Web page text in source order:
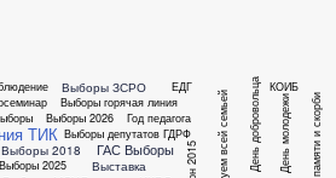
ТИК
Выборы 2018
Выборы 2025
Выборы 2026
Выборы ЗСРО
Выборы горячая линия
Выборы депутатов ГДРФ
Выставка
ГАС Выборы
Год педагога Голосуем всей семьей День добровольца День молодежи День памяти и скорби
Дон 2015
ЕДГ КОИБ